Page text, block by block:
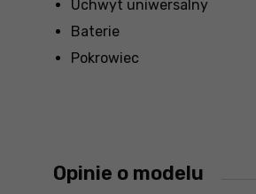
Uchwyt uniwersalny
Baterie
Pokrowiec
Opinie o modelu